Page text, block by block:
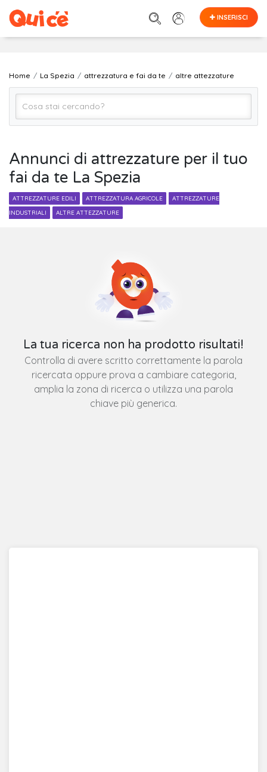
INSERISCI
Home La Spezia attrezzatura e fai da te altre attezzature
La Spezia
Cerca
Annunci di attrezzature per il tuo
fai da te La Spezia
ATTREZZATURE EDILI ATTREZZATURA AGRICOLE
ATTREZZATURE
INDUSTRIALI
ALTRE ATTEZZATURE
La tua ricerca non ha prodotto risultati!
Controlla di avere scritto correttamente la parola
ricercata oppure prova a cambiare categoria,
amplia la zona di ricerca o utilizza una parola
chiave più generica.